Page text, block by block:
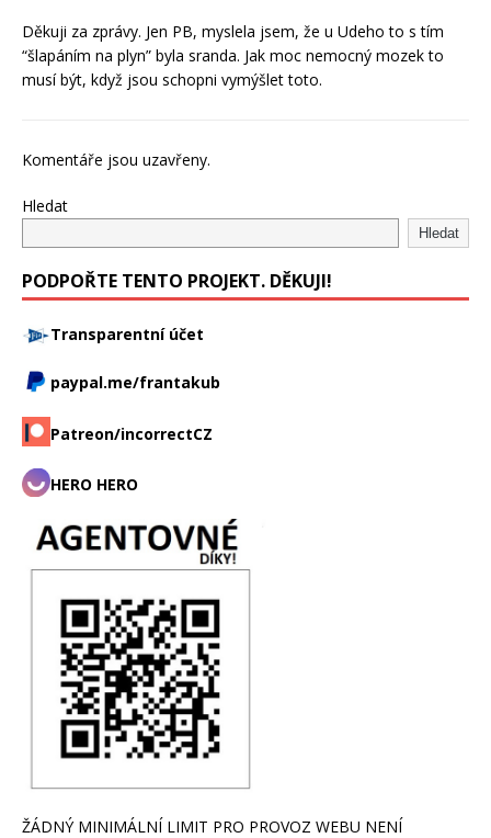
Děkuji za zprávy. Jen PB, myslela jsem, že u Udeho to s tím
“šlapáním na plyn” byla sranda. Jak moc nemocný mozek to
musí být, když jsou schopni vymýšlet toto.
Komentáře jsou uzavřeny.
Hledat
Hledat
PODPOŘTE TENTO PROJEKT. DĚKUJI!
Transparentní účet
paypal.me/frantakub
Patreon/incorrectCZ
HERO HERO
ŽÁDNÝ MINIMÁLNÍ LIMIT PRO PROVOZ WEBU NENÍ